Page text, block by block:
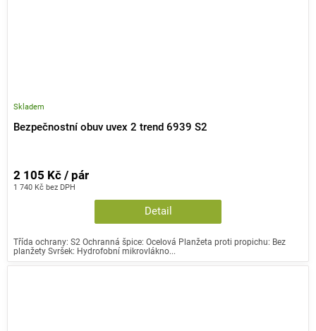
Bezpečnostní obuv uvex 2 trend 6939 S2
Skladem
1 740 Kč bez DPH
2 105 Kč / pár
Detail
Třída ochrany: S2 Ochranná špice: Ocelová Planžeta proti propichu: Bez
planžety Svršek: Hydrofobní mikrovlákno...